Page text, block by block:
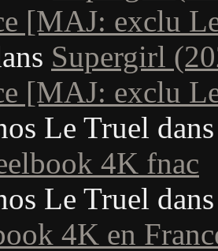
[MAJ: exclu
Supergirl
[MAJ: exclu
Le Truel
4K fnac
Le Truel
4K en